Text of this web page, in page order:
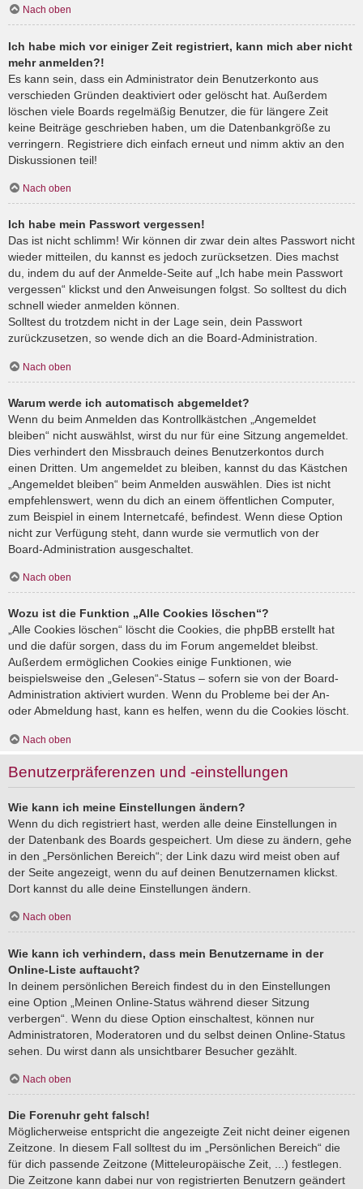
Nach oben
Ich habe mich vor einiger Zeit registriert, kann mich aber nicht
mehr anmelden?!
Es kann sein, dass ein Administrator dein Benutzerkonto aus
verschieden Gründen deaktiviert oder gelöscht hat. Außerdem
löschen viele Boards regelmäßig Benutzer, die für längere Zeit
keine Beiträge geschrieben haben, um die Datenbankgröße zu
verringern. Registriere dich einfach erneut und nimm aktiv an den
Diskussionen teil!
Nach oben
Ich habe mein Passwort vergessen!
Das ist nicht schlimm! Wir können dir zwar dein altes Passwort nicht
wieder mitteilen, du kannst es jedoch zurücksetzen. Dies machst
du, indem du auf der Anmelde-Seite auf „Ich habe mein Passwort
vergessen“ klickst und den Anweisungen folgst. So solltest du dich
schnell wieder anmelden können.
Solltest du trotzdem nicht in der Lage sein, dein Passwort
zurückzusetzen, so wende dich an die Board-Administration.
Nach oben
Warum werde ich automatisch abgemeldet?
Wenn du beim Anmelden das Kontrollkästchen „Angemeldet
bleiben“ nicht auswählst, wirst du nur für eine Sitzung angemeldet.
Dies verhindert den Missbrauch deines Benutzerkontos durch
einen Dritten. Um angemeldet zu bleiben, kannst du das Kästchen
„Angemeldet bleiben“ beim Anmelden auswählen. Dies ist nicht
empfehlenswert, wenn du dich an einem öffentlichen Computer,
zum Beispiel in einem Internetcafé, befindest. Wenn diese Option
nicht zur Verfügung steht, dann wurde sie vermutlich von der
Board-Administration ausgeschaltet.
Nach oben
Wozu ist die Funktion „Alle Cookies löschen“?
„Alle Cookies löschen“ löscht die Cookies, die phpBB erstellt hat
und die dafür sorgen, dass du im Forum angemeldet bleibst.
Außerdem ermöglichen Cookies einige Funktionen, wie
beispielsweise den „Gelesen“-Status – sofern sie von der Board-
Administration aktiviert wurden. Wenn du Probleme bei der An-
oder Abmeldung hast, kann es helfen, wenn du die Cookies löscht.
Nach oben
Benutzerpräferenzen und -einstellungen
Wie kann ich meine Einstellungen ändern?
Wenn du dich registriert hast, werden alle deine Einstellungen in
der Datenbank des Boards gespeichert. Um diese zu ändern, gehe
in den „Persönlichen Bereich“; der Link dazu wird meist oben auf
der Seite angezeigt, wenn du auf deinen Benutzernamen klickst.
Dort kannst du alle deine Einstellungen ändern.
Nach oben
Wie kann ich verhindern, dass mein Benutzername in der
Online-Liste auftaucht?
In deinem persönlichen Bereich findest du in den Einstellungen
eine Option „Meinen Online-Status während dieser Sitzung
verbergen“. Wenn du diese Option einschaltest, können nur
Administratoren, Moderatoren und du selbst deinen Online-Status
sehen. Du wirst dann als unsichtbarer Besucher gezählt.
Nach oben
Die Forenuhr geht falsch!
Möglicherweise entspricht die angezeigte Zeit nicht deiner eigenen
Zeitzone. In diesem Fall solltest du im „Persönlichen Bereich“ die
für dich passende Zeitzone (Mitteleuropäische Zeit, ...) festlegen.
Die Zeitzone kann dabei nur von registrierten Benutzern geändert